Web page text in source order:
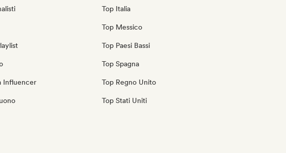
Influencer
Top Italia
Top Messico
Top Paesi Bassi
Top Spagna
Top Regno Unito
Top Stati Uniti